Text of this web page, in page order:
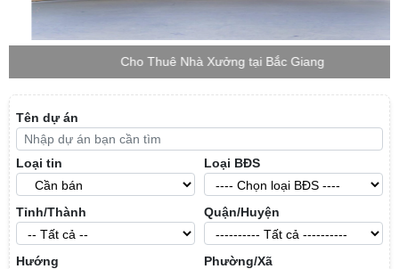
Cho Thuê Nhà Xưởng tại Bắc Giang
Tên dự án
Loại tin Loại BĐS
Tỉnh/Thành Quận/Huyện
Hướng Phường/Xã